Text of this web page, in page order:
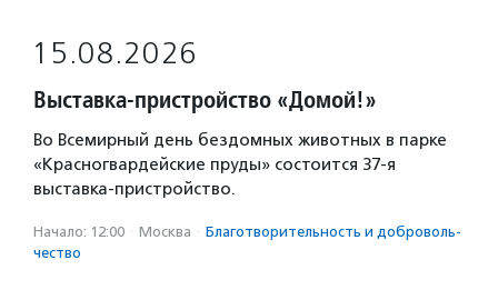
15.08.2026
Выставка-пристройство «Домой!»
Во Всемирный день бездомных животных в парке
«Красногвардейские пруды» состоится 37-я
выставка-пристройство.
Начало: 12:00 · Москва · Благотвори­тель­ность и доброволь­
чест­во